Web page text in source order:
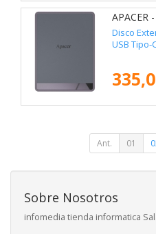
APACER
Disco
USB
Ant. 01
Sobre Nosotros
infomedia tienda informatica